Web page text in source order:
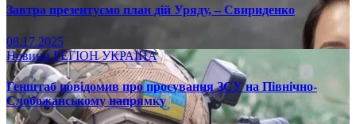
Завтра презентуємо план дій Уряду, – Свириденко
08.17.2025
НовиниРЕГІОНУКРАЇНА
Генштаб повідомив про просування ЗСУ на Північно-
Слобожанському напрямку